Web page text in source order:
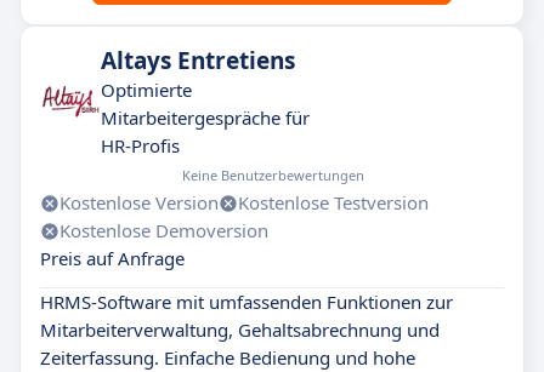
Altays Entretiens
Optimierte
Mitarbeitergespräche für
HR-Profis
Keine Benutzerbewertungen
Kostenlose Version
Kostenlose Testversion
Kostenlose Demoversion
Preis auf Anfrage
HRMS-Software mit umfassenden Funktionen zur
Mitarbeiterverwaltung, Gehaltsabrechnung und
Zeiterfassung. Einfache Bedienung und hohe